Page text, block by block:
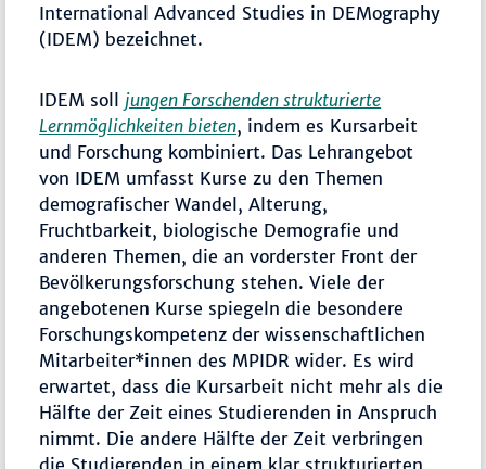
International Advanced Studies in DEMography
(IDEM) bezeichnet.
IDEM soll jungen Forschenden strukturierte
Lernmöglichkeiten bieten, indem es Kursarbeit
und Forschung kombiniert. Das Lehrangebot
von IDEM umfasst Kurse zu den Themen
demografischer Wandel, Alterung,
Fruchtbarkeit, biologische Demografie und
anderen Themen, die an vorderster Front der
Bevölkerungsforschung stehen. Viele der
angebotenen Kurse spiegeln die besondere
Forschungskompetenz der wissenschaftlichen
Mitarbeiter*innen des MPIDR wider. Es wird
erwartet, dass die Kursarbeit nicht mehr als die
Hälfte der Zeit eines Studierenden in Anspruch
nimmt. Die andere Hälfte der Zeit verbringen